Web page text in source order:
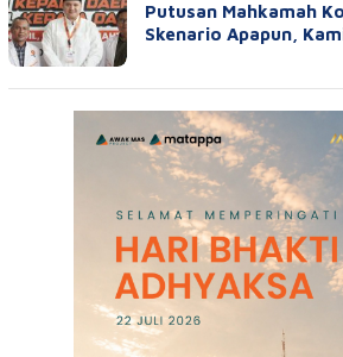
Putusan Mahkamah
Skenario Apapun,